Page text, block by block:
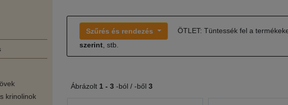
krinolinok
Szűrés és rendezés ÖTLET: Tüntessék fel a
szerint , stb.
Ábrázolt 1 - 3 -ból / -ből 3